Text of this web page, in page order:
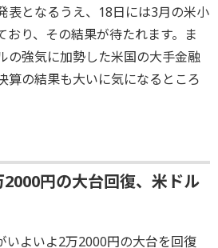
表となるうえ、18日には3月の米小
おり、その結果が待たれます。ま
の強気に加勢した米国の大手金融
算の結果も大いに気になるところ
円の大台回復、米ドル
いよいよ2万2000円の大台を回復